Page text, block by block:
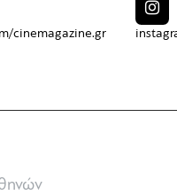
cinemagazine.gr